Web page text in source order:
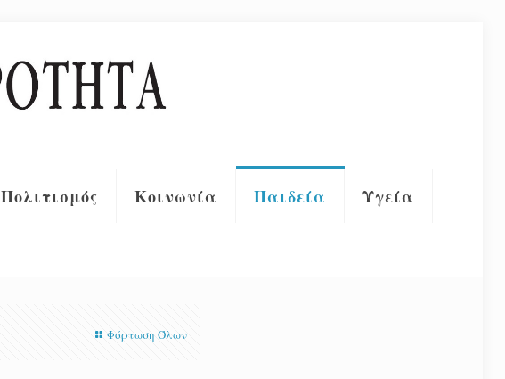
Πολιτισμός Κοινωνία Παιδεία Υγεία
Φόρτωση Όλων